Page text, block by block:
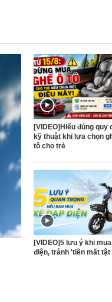
[VIDEO]Hiểu đúng quy
kỹ thuật khi lựa chọn
tô cho trẻ
[VIDEO]5 lưu ý khi
điện, tránh 'tiền mất tật